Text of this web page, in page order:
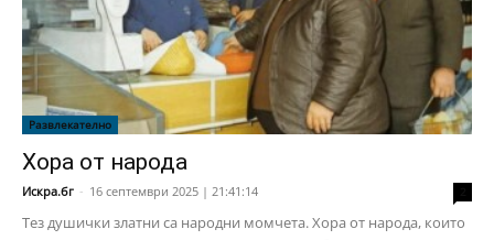
Развлекателно
Хора от народа
Искра.бг - 16 септември 2025 | 21:41:14
Тез душички златни са народни момчета. Хора от народа, които